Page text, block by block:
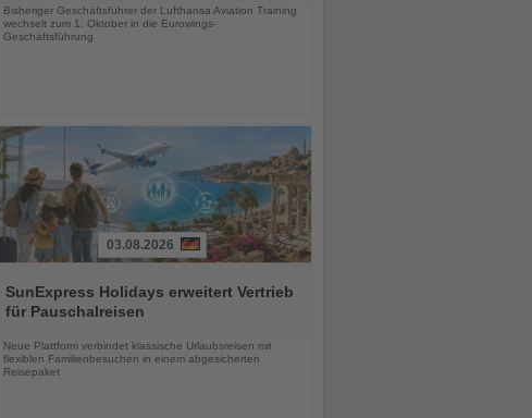
Bisheriger Geschäftsführer der Lufthansa Aviation Training
wechselt zum 1. Oktober in die Eurowings-
Geschäftsführung
Sie
die
03.08.2026
SunExpress Holidays erweitert Vertrieb
für Pauschalreisen
Neue Plattform verbindet klassische Urlaubsreisen mit
flexiblen Familienbesuchen in einem abgesicherten
Reisepaket